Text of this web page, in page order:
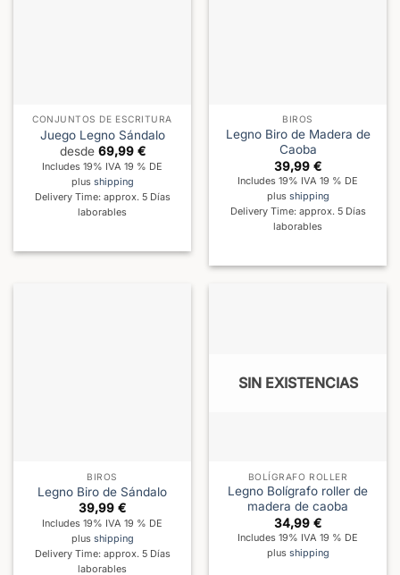
CONJUNTOS DE ESCRITURA
Juego Legno Sándalo
desde 69,99 €
Includes 19% IVA 19 % DE
plus shipping
Delivery Time: approx. 5 Días
laborables
BIROS
Legno Biro de Madera de
Caoba
39,99 €
Includes 19% IVA 19 % DE
plus shipping
Delivery Time: approx. 5 Días
laborables
BIROS
Legno Biro de Sándalo
39,99 €
Includes 19% IVA 19 % DE
plus shipping
Delivery Time: approx. 5 Días
laborables
SIN EXISTENCIAS
BOLÍGRAFO ROLLER
Legno Bolígrafo roller de
madera de caoba
34,99 €
Includes 19% IVA 19 % DE
plus shipping